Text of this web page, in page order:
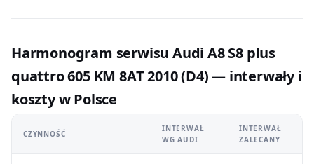
Harmonogram serwisu Audi A8 S8 plus
quattro 605 KM 8AT 2010 (D4) — interwały i
koszty w Polsce
CZYNNOŚĆ
INTERWAŁ
WG AUDI
INTERWAŁ
ZALECANY